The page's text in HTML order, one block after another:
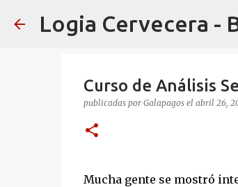
Logia Cervecera -
Curso de Análisis
publicadas por Galapagos el abril 26,
Mucha gente se mostró